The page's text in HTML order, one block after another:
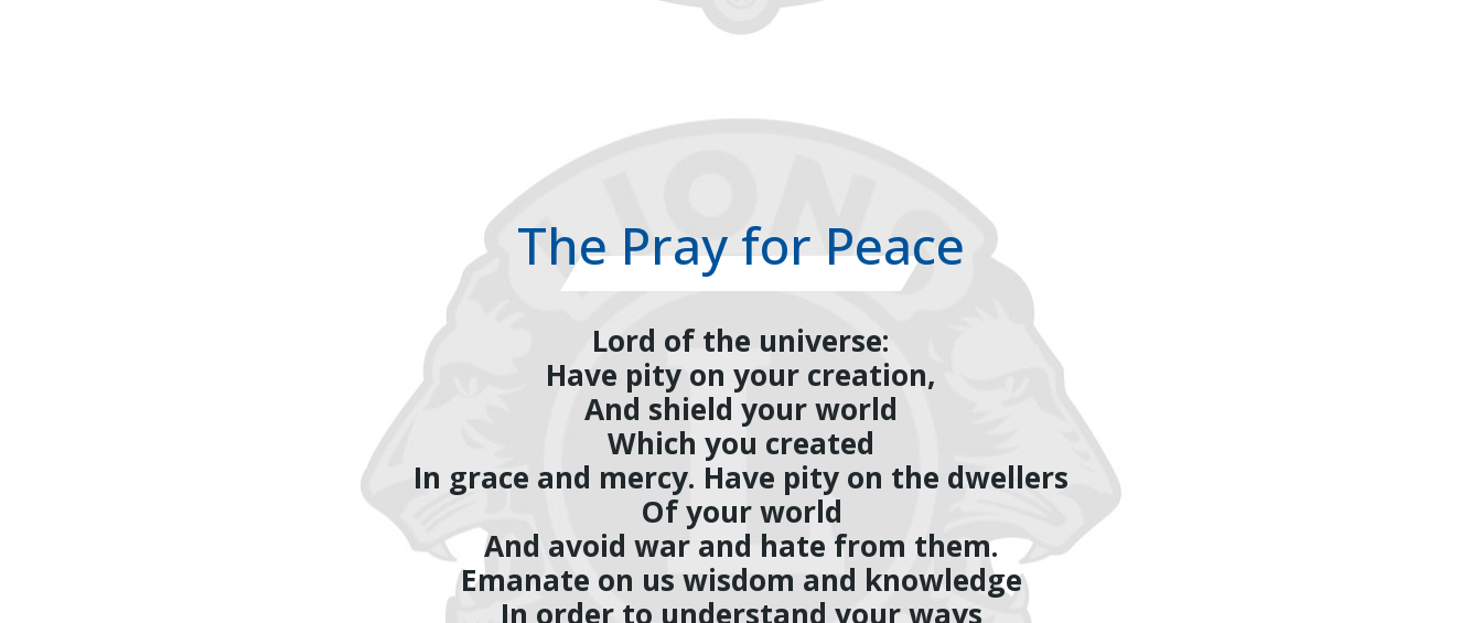
The Pray for Peace
Lord of the universe:
Have pity on your creation,
And shield your world
Which you created
In grace and mercy. Have pity on the dwellers
Of your world
And avoid war and hate from them.
Emanate on us wisdom and knowledge
In order to understand your ways